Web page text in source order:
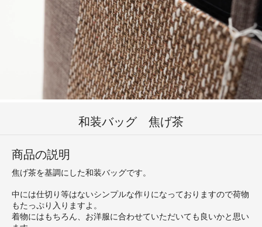
和装バッグ 焦げ茶
商品の説明
焦げ茶を基調にした和装バッグです。
中には仕切り等はないシンプルな作りになっておりますので荷物
もたっぷり入りますよ。
着物にはもちろん、お洋服に合わせていただいても良いかと思い